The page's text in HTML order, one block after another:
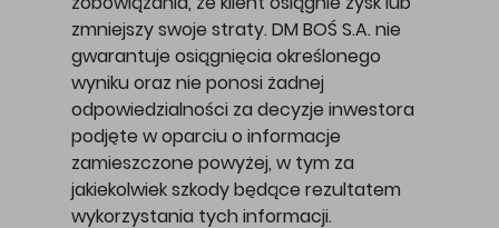
zmniejszy swoje straty. DM BOŚ S.A. nie
gwarantuje osiągnięcia określonego
wyniku oraz nie ponosi żadnej
odpowiedzialności za decyzje inwestora
podjęte w oparciu o informacje
zamieszczone powyżej, w tym za
jakiekolwiek szkody będące rezultatem
wykorzystania tych informacji.